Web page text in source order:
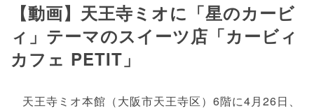
【動画】天王寺ミオに「星のカービ
ィ」テーマのスイーツ店「カービィ
カフェ PETIT」
天王寺ミオ本館（大阪市天王寺区）6階に4月26日、